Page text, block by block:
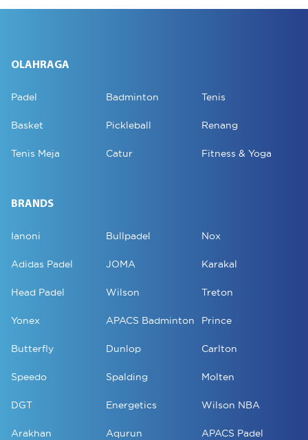
OLAHRAGA
Padel Badminton Tenis
Basket Pickleball Renang
Tenis Meja Catur Fitness & Yoga
BRANDS
Ianoni Bullpadel Nox
Adidas Padel JOMA Karakal
Head Padel Wilson Treton
Yonex APACS Badminton Prince
Butterfly Dunlop Carlton
Speedo Spalding Molten
DGT Energetics Wilson NBA
Arakhan Aqurun APACS Padel